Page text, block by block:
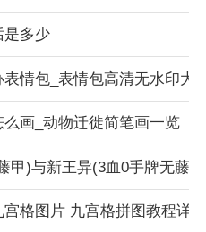
播回放功能，方便用户回
益。
平台，方便广大安卓
是多少
情包_表情包高清无水印大
画_动物迁徙简笔画一览
甲)与新王异(3血0手牌无藤
格图片 九宫格拼图教程详解